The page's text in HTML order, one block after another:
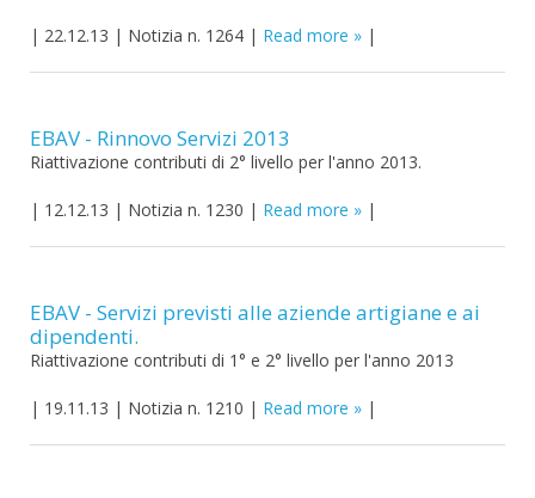
| 22.12.13 | Notizia n. 1264 | Read more |
EBAV - Rinnovo Servizi 2013
Riattivazione contributi di 2° livello per l'anno 2013.
| 12.12.13 | Notizia n. 1230 | Read more |
EBAV - Servizi previsti alle aziende artigiane e ai
dipendenti.
Riattivazione contributi di 1° e 2° livello per l'anno 2013
| 19.11.13 | Notizia n. 1210 | Read more |